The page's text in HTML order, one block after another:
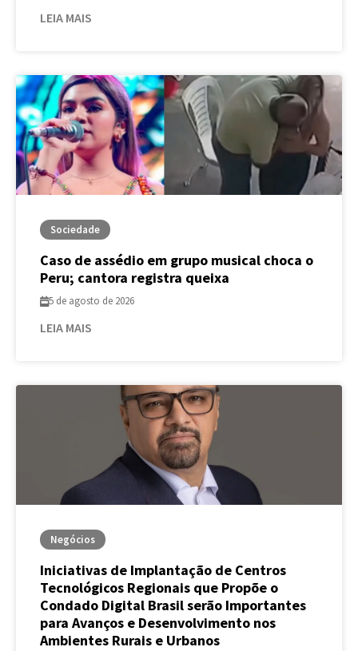
LEIA MAIS
Sociedade
Caso de assédio em grupo musical choca o
Peru; cantora registra queixa
5 de agosto de 2026
LEIA MAIS
Negócios
Iniciativas de Implantação de Centros
Tecnológicos Regionais que Propõe o
Condado Digital Brasil serão Importantes
para Avanços e Desenvolvimento nos
Ambientes Rurais e Urbanos